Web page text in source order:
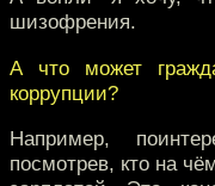
шизофрения.
А что может
коррупции?
Например,
посмотрев, кто на